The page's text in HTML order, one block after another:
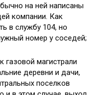
на ней написаны
компании. Как
в службу 104, но
номер у соседей;
газовой магистрали
деревни и дачи,
поселков